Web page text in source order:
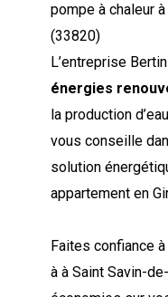
pompe à chaleur
(33820)
L’entreprise
énergies
la production
vous conseille
solution
appartement en
Faites confiance
à à Saint Savin-